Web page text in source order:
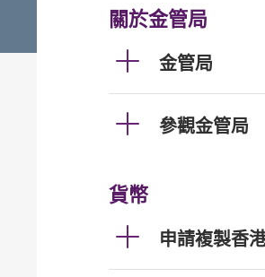
關於金管局
金管局
參觀金管局
貨幣
申請複製香